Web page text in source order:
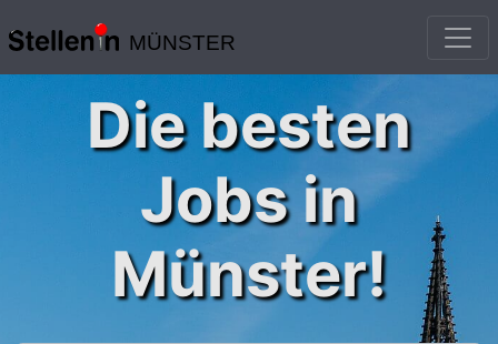
MÜNSTER
Die besten
Jobs in
Münster!